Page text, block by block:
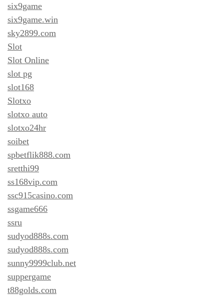
six9game
six9game.win
sky2899.com
Slot
Slot Online
slot pg
slot168
Slotxo
slotxo auto
slotxo24hr
soibet
spbetflik888.com
sretthi99
ss168vip.com
ssc915casino.com
ssgame666
ssru
sudyod888s.com
sudyod888s.com
sunny9999club.net
suppergame
t88golds.com